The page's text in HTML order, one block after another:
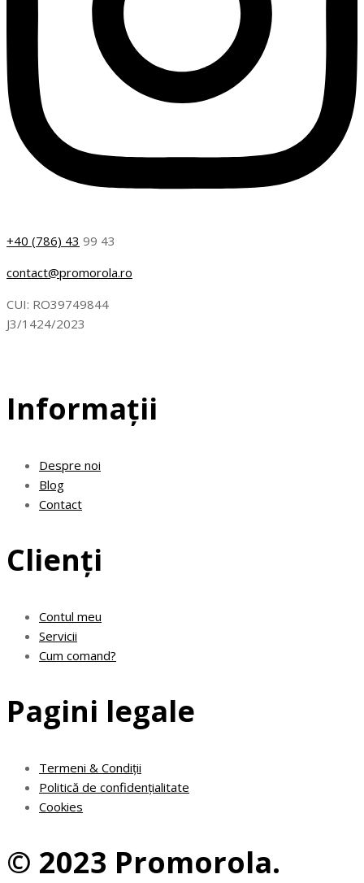
+40 (786) 43 99 43
contact@promorola.ro
CUI: RO39749844
J3/1424/2023
Informații
Despre noi
Blog
Contact
Clienți
Contul meu
Servicii
Cum comand?
Pagini legale
Termeni & Condiții
Politică de confidențialitate
Cookies
© 2023 Promorola.